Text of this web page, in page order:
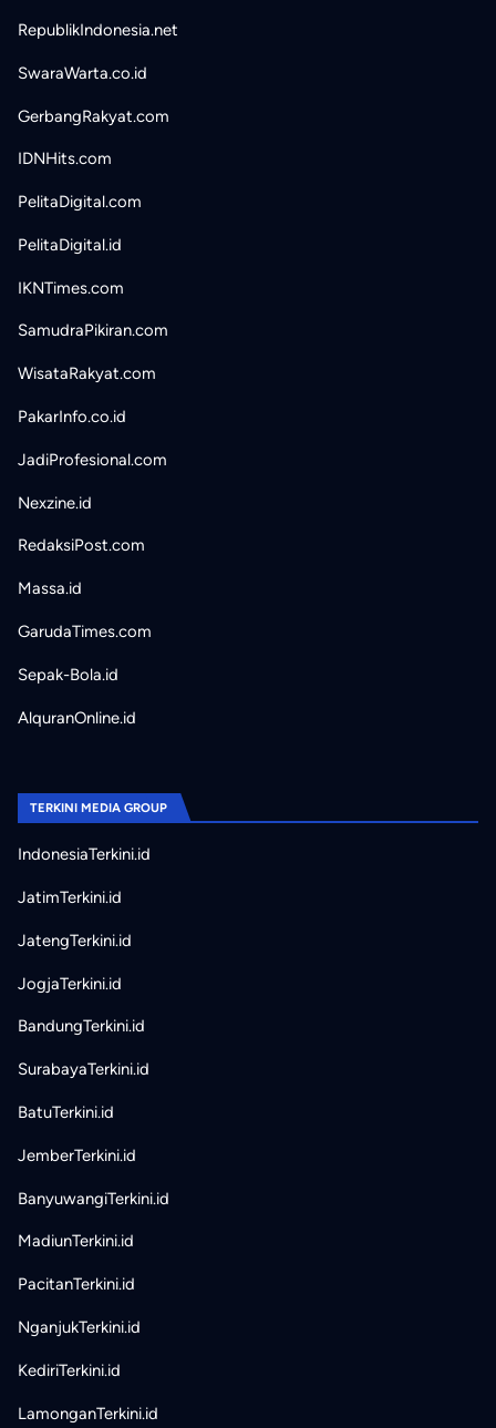
RepublikIndonesia.net
SwaraWarta.co.id
GerbangRakyat.com
IDNHits.com
PelitaDigital.com
PelitaDigital.id
IKNTimes.com
SamudraPikiran.com
WisataRakyat.com
PakarInfo.co.id
JadiProfesional.com
Nexzine.id
RedaksiPost.com
Massa.id
GarudaTimes.com
Sepak-Bola.id
AlquranOnline.id
TERKINI MEDIA GROUP
IndonesiaTerkini.id
JatimTerkini.id
JatengTerkini.id
JogjaTerkini.id
BandungTerkini.id
SurabayaTerkini.id
BatuTerkini.id
JemberTerkini.id
BanyuwangiTerkini.id
MadiunTerkini.id
PacitanTerkini.id
NganjukTerkini.id
KediriTerkini.id
LamonganTerkini.id